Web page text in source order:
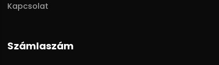
Kapcsolat
Számlaszám